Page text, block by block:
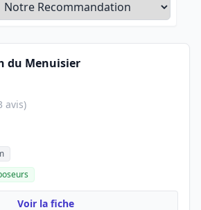
du Menuisier
avis)
Voir la fiche